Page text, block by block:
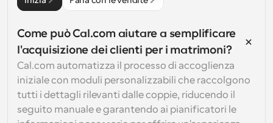
Come può Cal.com aiutare a semplificare
l'acquisizione dei clienti per i matrimoni?
Cal.com automatizza il processo di accoglienza
iniziale con moduli personalizzabili che raccolgono
tutti i dettagli rilevanti dalle coppie, riducendo il
seguito manuale e garantendo ai pianificatori le